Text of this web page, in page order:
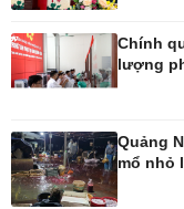
Sành điệu
Tin Công nghệ
Chính
lượng
Quảng
mổ nhỏ